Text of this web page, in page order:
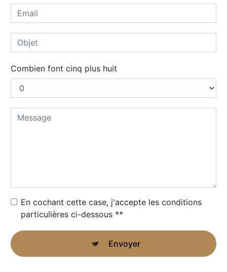
Combien font cinq plus huit
En cochant cette case, j'accepte les conditions
particulières ci-dessous **
Envoyer